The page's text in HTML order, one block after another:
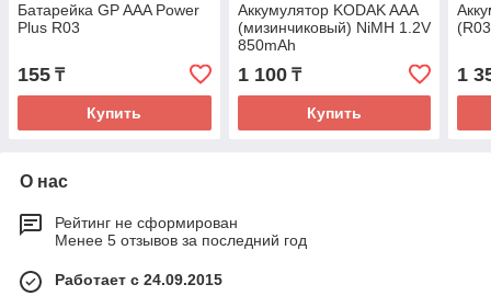
Батарейка GP AAA Power
Plus R03
155 ₸
Купить
Аккумулятор KODAK AAA
(мизинчиковый) NiMH 1.2V
850mAh
1 100₸
Купить
1
О нас
Рейтинг не сформирован
Менее 5 отзывов за последний год
Работает с 24.09.2015